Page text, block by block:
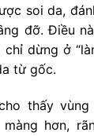
soi da,
đỡ. Điều
chỉ dừng ở
từ gốc.
thấy
hơn,